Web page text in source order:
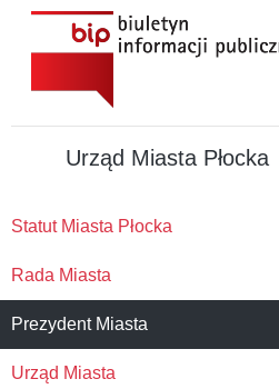
Urząd Miasta Płocka
Statut Miasta Płocka
Rada Miasta
Prezydent Miasta
Urząd Miasta